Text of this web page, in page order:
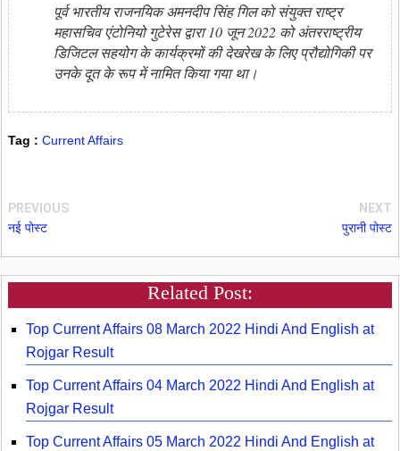
पूर्व भारतीय राजनयिक अमनदीप सिंह गिल को संयुक्त राष्ट्र
महासचिव एंटोनियो गुटेरेस द्वारा 10 जून 2022 को अंतरराष्ट्रीय
डिजिटल सहयोग के कार्यक्रमों की देखरेख के लिए प्रौद्योगिकी पर
उनके दूत के रूप में नामित किया गया था।
Tag : Current Affairs
PREVIOUS
नई पोस्ट
NEXT
पुरानी पोस्ट
Related Post:
Top Current Affairs 08 March 2022 Hindi And English at
Rojgar Result
Top Current Affairs 04 March 2022 Hindi And English at
Rojgar Result
Top Current Affairs 05 March 2022 Hindi And English at